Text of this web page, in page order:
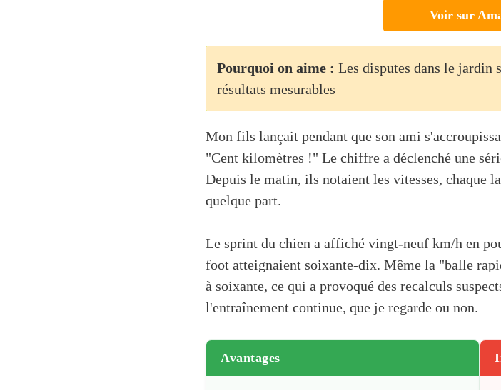
Voir sur
Pourquoi on aime : Les disputes dans le jardin
résultats mesurables
Mon fils lançait pendant que son ami
"Cent kilomètres !" Le chiffre a déclenché une
Depuis le matin, ils notaient les vitesses, chaque
quelque part.
Le sprint du chien a affiché vingt-neuf km/h en
foot atteignaient soixante-dix. Même la "balle
à soixante, ce qui a provoqué des recalculs
l'entraînement continue, que je regarde ou non.
Avantages